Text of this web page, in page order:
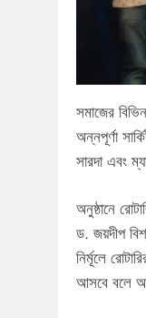
সমাজের
অন্নপূর্ণা
সারদা এবং
অনুষ্ঠানে
ড. জয়দীপ
নির্মূলে
আসবে বলে